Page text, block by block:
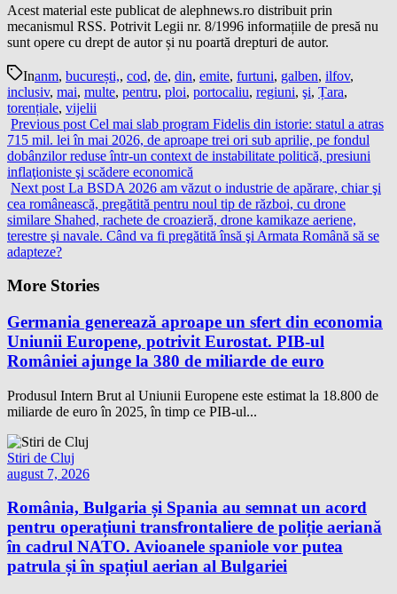
Acest material este publicat de alephnews.ro distribuit prin
mecanismul RSS. Potrivit Legii nr. 8/1996 informațiile de presă nu
sunt opere cu drept de autor și nu poartă drepturi de autor.
Inanm, bucurești,, cod, de, din, emite, furtuni, galben, ilfov,
inclusiv, mai, multe, pentru, ploi, portocaliu, regiuni, şi, Țara,
torențiale, vijelii
Previous post Cel mai slab program Fidelis din istorie: statul a atras
715 mil. lei în mai 2026, de aproape trei ori sub aprilie, pe fondul
dobânzilor reduse într-un context de instabilitate politică, presiuni
inflaţioniste şi scădere economică
Next post La BSDA 2026 am văzut o industrie de apărare, chiar şi
cea românească, pregătită pentru noul tip de război, cu drone
similare Shahed, rachete de croazieră, drone kamikaze aeriene,
terestre şi navale. Când va fi pregătită însă şi Armata Română să se
adapteze?
More Stories
Germania generează aproape un sfert din economia
Uniunii Europene, potrivit Eurostat. PIB-ul
României ajunge la 380 de miliarde de euro
Produsul Intern Brut al Uniunii Europene este estimat la 18.800 de
miliarde de euro în 2025, în timp ce PIB-ul...
Stiri de Cluj
august 7, 2026
România, Bulgaria și Spania au semnat un acord
pentru operațiuni transfrontaliere de poliție aeriană
în cadrul NATO. Avioanele spaniole vor putea
patrula și în spațiul aerian al Bulgariei